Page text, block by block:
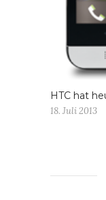
HTC hat
18. Juli 2013